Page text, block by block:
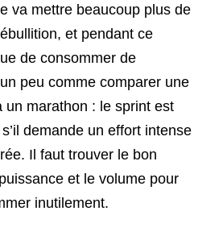
va mettre beaucoup plus de
et pendant ce
de consommer de
un peu comme comparer une
un marathon : le sprint est
demande un effort intense
Il faut trouver le bon
et le volume pour
inutilement.